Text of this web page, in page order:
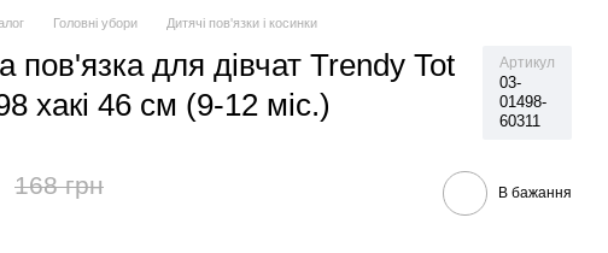
Головні убори Дитячі пов'язки і косинки
пов'язка для дівчат Trendy Tot
хакі 46 см (9-12 міс.)
Артикул
03-
01498-
60311
168 грн В бажання